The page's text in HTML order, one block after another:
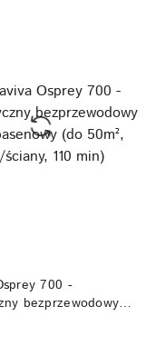
700 -
bezprzewodowy
(do 50m², dno/
DO KOSZYKA